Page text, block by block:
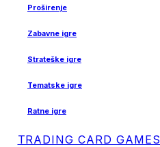
Proširenje
Zabavne igre
Strateške igre
Tematske igre
Ratne igre
TRADING CARD GAMES